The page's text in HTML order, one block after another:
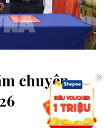
chuyên